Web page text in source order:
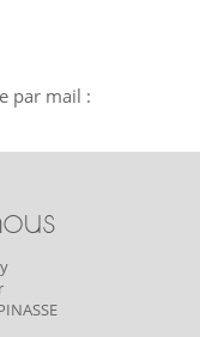
par mail :